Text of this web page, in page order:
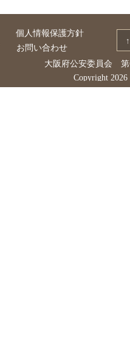
個人情報保護方針
お問い合わせ
大阪府公安委員会 第
Copyright